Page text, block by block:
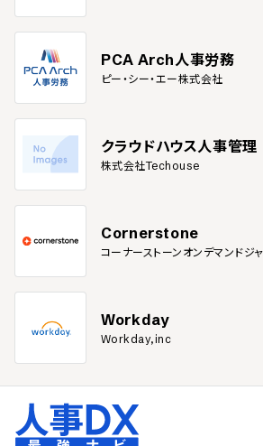
PCA Arch人事労務
ピー・シー・エー株式会社
クラウドハウス人事管理
株式会社Techouse
Cornerstone
コーナーストーンオンデマンドジ
Workday
Workday,inc